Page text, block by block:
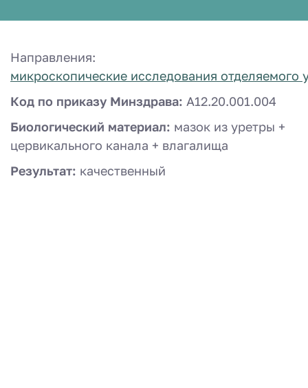
Направления:
микроскопические исследования отделяемого
Код по приказу Минздрава: A12.20.001.004
Биологический материал: мазок из уретры +
цервикального канала + влагалища
Результат: качественный